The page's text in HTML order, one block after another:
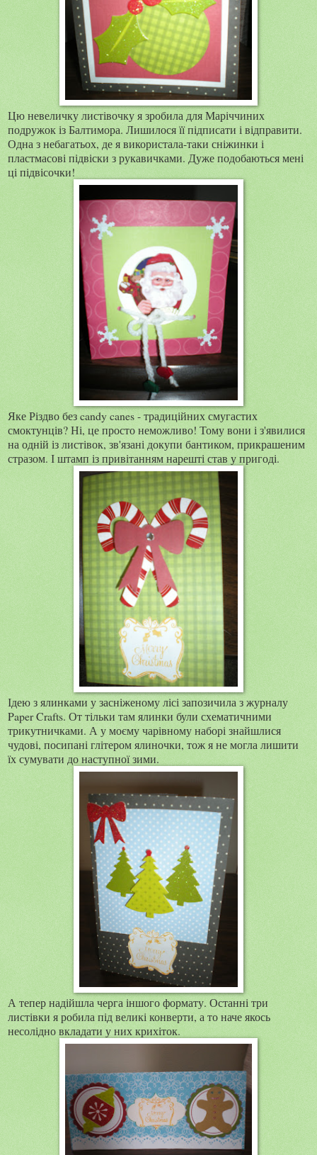
Цю невеличку листівочку я зробила для Маріччиних
подружок із Балтимора. Лишилося її підписати і відправити.
Одна з небагатьох, де я використала-таки сніжинки і
пластмасові підвіски з рукавичками. Дуже подобаються мені
ці підвісочки!
Яке Різдво без candy canes - традиційних смугастих
смоктунців? Ні, це просто неможливо! Тому вони і з'явилися
на одній із листівок, зв'язані докупи бантиком, прикрашеним
стразом. І штамп із привітанням нарешті став у пригоді.
Ідею з ялинками у засніженому лісі запозичила з журналу
Paper Crafts. От тільки там ялинки були схематичними
трикутничками. А у моєму чарівному наборі знайшлися
чудові, посипані глітером ялиночки, тож я не могла лишити
їх сумувати до наступної зими.
А тепер надійшла черга іншого формату. Останні три
листівки я робила під великі конверти, а то наче якось
несолідно вкладати у них крихіток.